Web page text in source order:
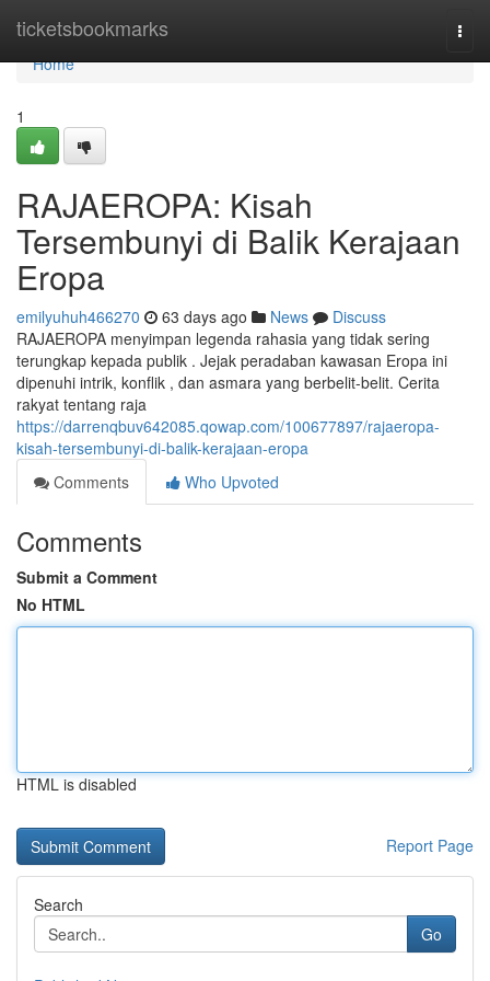
ticketsbookmarks
Home
Home
1
RAJAEROPA: Kisah
Tersembunyi di Balik Kerajaan
Eropa
emilyuhuh466270 63 days ago News
Discuss
RAJAEROPA menyimpan legenda rahasia yang tidak sering
terungkap kepada publik . Jejak peradaban kawasan Eropa ini
dipenuhi intrik, konflik , dan asmara yang berbelit-belit. Cerita
rakyat tentang raja
https://darrenqbuv642085.qowap.com/100677897/rajaeropa-
kisah-tersembunyi-di-balik-kerajaan-eropa
Comments
Who Upvoted
Comments
Submit a Comment
No HTML
HTML is disabled
Report Page
Search
Go